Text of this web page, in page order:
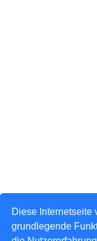
Diese Internetseite
grundlegende